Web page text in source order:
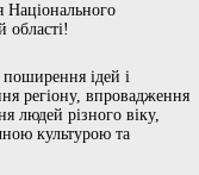
Національного
області!
ідей і
регіону, впровадження
людей різного віку,
культурою та